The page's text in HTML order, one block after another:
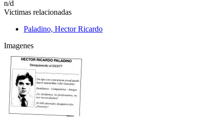
n/d
Victimas relacionadas
Paladino, Hector Ricardo
Imagenes